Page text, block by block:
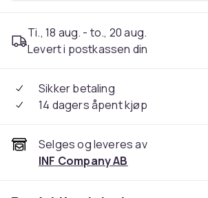
Ti., 18 aug. - to., 20 aug.
Levert i postkassen din
Sikker betaling
14 dagers åpent kjøp
Selges og leveres av
INF Company AB